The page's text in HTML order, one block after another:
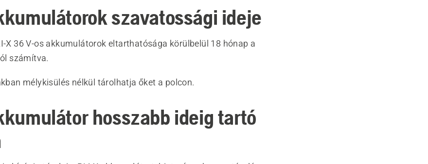
szavatossági ideje
X 36 V-os akkumulátorok eltarthatósága körülbelül 18 hónap a
számítva.
mélykisülés nélkül tárolhatja őket a polcon.
hosszabb ideig tartó